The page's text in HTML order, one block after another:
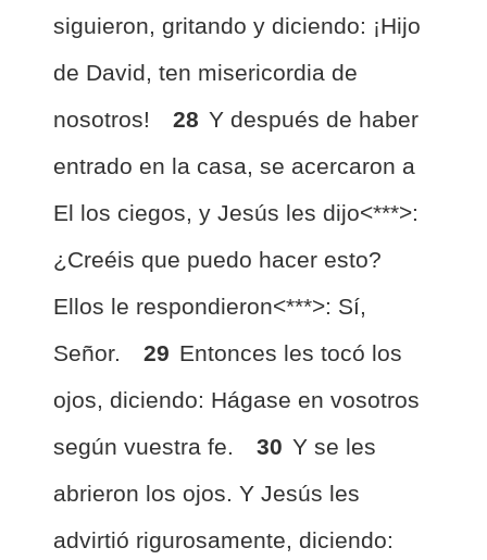
siguieron, gritando y diciendo: ¡Hijo
de David, ten misericordia de
nosotros!
28 Y después de haber
entrado en la casa, se acercaron a
El los ciegos, y Jesús les dijo<***>:
¿Creéis que puedo hacer esto?
Ellos le respondieron<***>: Sí,
Señor.
29 Entonces les tocó los
ojos, diciendo: Hágase en vosotros
según vuestra fe.
30 Y se les
abrieron los ojos. Y Jesús les
advirtió rigurosamente, diciendo: